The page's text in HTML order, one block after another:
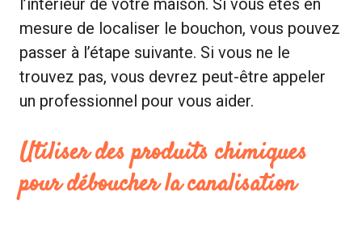
l’intérieur de votre maison. Si vous êtes en
mesure de localiser le bouchon, vous pouvez
passer à l’étape suivante. Si vous ne le
trouvez pas, vous devrez peut-être appeler
un professionnel pour vous aider.
Utiliser des produits chimiques
pour déboucher la canalisation